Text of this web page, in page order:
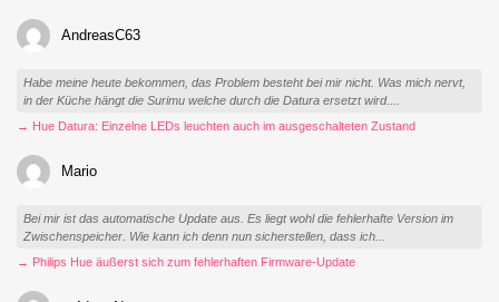
AndreasC63
Habe meine heute bekommen, das Problem besteht bei mir nicht. Was mich nervt,
in der Küche hängt die Surimu welche durch die Datura ersetzt wird....
→ Hue Datura: Einzelne LEDs leuchten auch im ausgeschalteten Zustand
Mario
Bei mir ist das automatische Update aus. Es liegt wohl die fehlerhafte Version im
Zwischenspeicher. Wie kann ich denn nun sicherstellen, dass ich...
→ Philips Hue äußerst sich zum fehlerhaften Firmware-Update